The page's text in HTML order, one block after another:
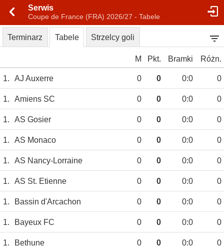
Serwis
Coupe de France (FRA) 2026/27 - Tabele
Terminarz Tabele Strzelcy goli
M Pkt. Bramki Różn.
1. AJ Auxerre 0 0 0:0 0
1. Amiens SC 0 0 0:0 0
1. AS Gosier 0 0 0:0 0
1. AS Monaco 0 0 0:0 0
1. AS Nancy-Lorraine 0 0 0:0 0
1. AS St. Etienne 0 0 0:0 0
1. Bassin d'Arcachon 0 0 0:0 0
1. Bayeux FC 0 0 0:0 0
1. Bethune 0 0 0:0 0